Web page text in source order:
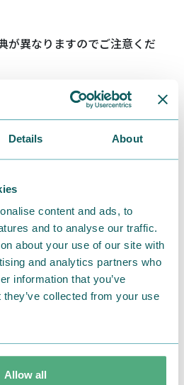
Details About
content and ads, to
and to analyse our traffic.
about your use of our site with
and analytics partners who
information that you’ve
collected from your use
Allow all
が異なりますのでご注意くだ
ス会員★
（税別）以上のお買い上げで
及びお試しコース会員★
（税別）以上のお買い上げで
カードに+1ポイント捺印いた
にレジにてムーミン公式フ